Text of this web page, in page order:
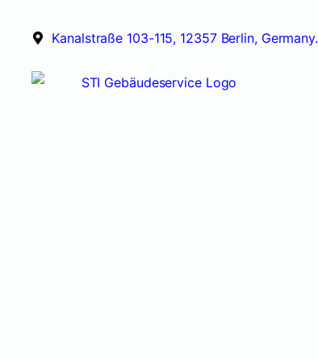
Kanalstraße 103-115, 12357 Berlin, Germany.